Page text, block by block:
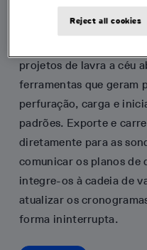
projetos de lavra a céu
ferramentas que geram
perfuração, carga e
padrões. Exporte e
diretamente para as
comunicar os planos de
integre-os à cadeia de
atualizar os
forma ininterrupta.
Reject all cookies